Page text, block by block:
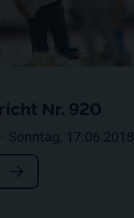
Nr. 920
Sonntag, 17.06.2018